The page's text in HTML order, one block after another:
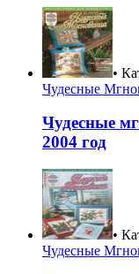
•
Чудесные
Чудесные
2004 год
•
Чудесные